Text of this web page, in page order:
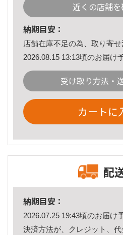
近くの店舗
納期目安：
店舗在庫不足の為、取り寄せ
2026.08.15 13:13頃のお届け
受け取り方法・
カートに
配
納期目安：
2026.07.25 19:43頃のお届け
決済方法が、クレジット、